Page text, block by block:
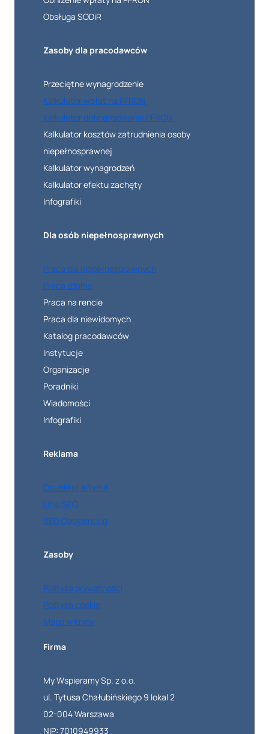
Obsługa SODiR
Zasoby dla pracodawców
Przeciętne wynagrodzenie
Kalkulator wpłat na PFRON
Kalkulator dofinansowania PFRON
Kalkulator kosztów zatrudnienia osoby
niepełnosprawnej
Kalkulator wynagrodzeń
Kalkulator efektu zachęty
Infografiki
Dla osób niepełnosprawnych
Praca dla niepełnosprawnych
Praca zdalna
Praca na rencie
Praca dla niewidomych
Katalog pracodawców
Instytucje
Organizacje
Poradniki
Wiadomości
Infografiki
Reklama
Opublikuj artykuł
Linki SEO
SEO Copywriting
Zasoby
Polityka prywatności
Polityka cookie
Mapa witryny
Firma
My Wspieramy Sp. z o.o.
ul. Tytusa Chałubińskiego 9 lokal 2
02-004 Warszawa
NIP: 7010949933